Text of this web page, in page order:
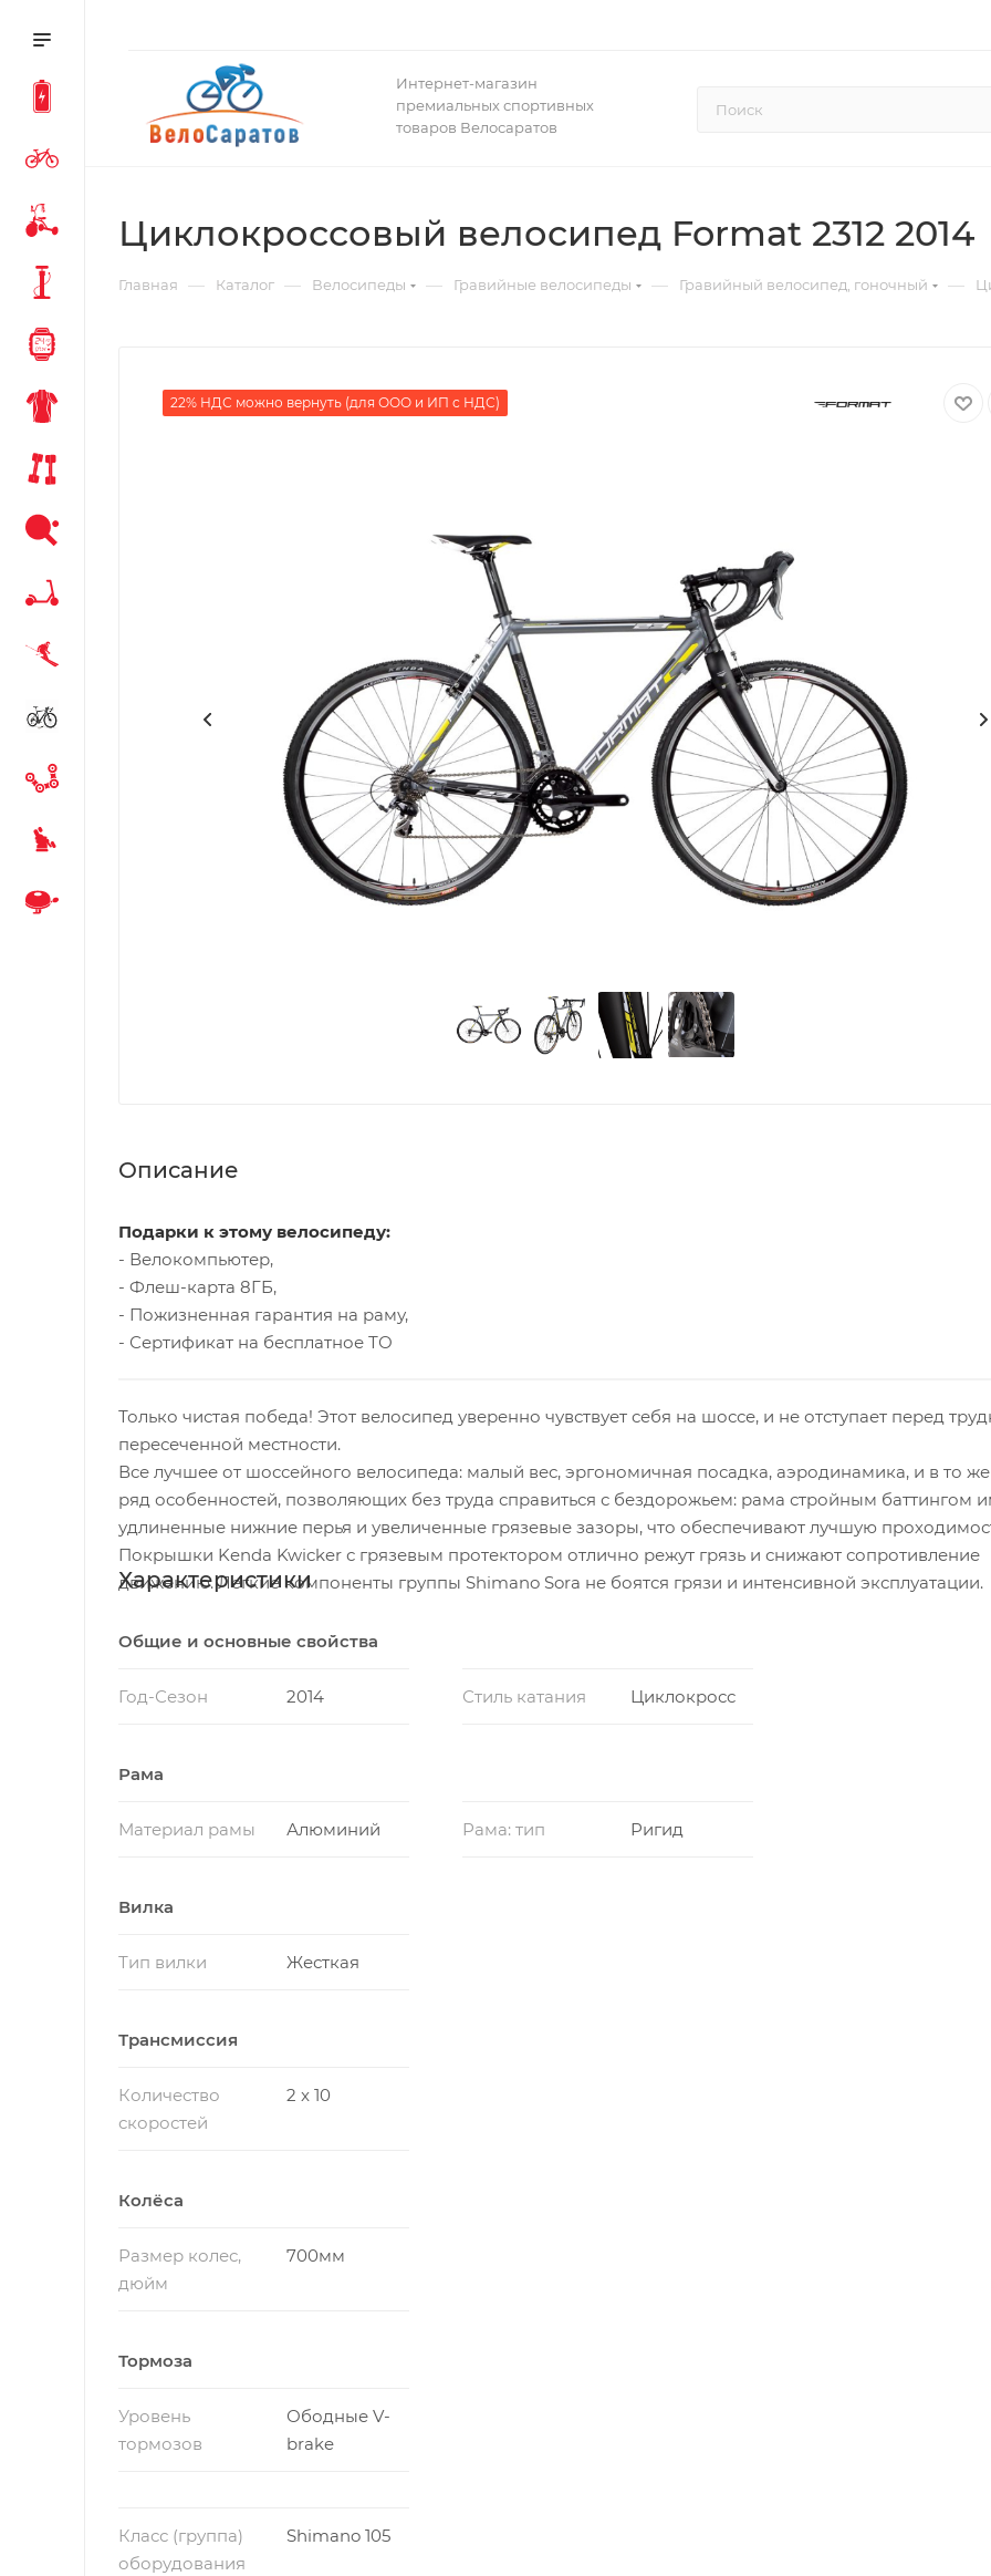
Интернет-магазин
премиальных спортивных
товаров Велосаратов
Циклокроссовый велосипед Format 2312 2014
Главная — Каталог — Велосипеды — Гравийные велосипеды — Гравийный велосипед, гоночный —
22% НДС можно вернуть (для ООО и ИП с НДС)
Описание
Подарки к этому велосипеду:
- Велокомпьютер,
- Флеш-карта 8ГБ,
- Пожизненная гарантия на раму,
- Сертификат на бесплатное ТО
Только чистая победа! Этот велосипед уверенно чувствует себя на шоссе, и не отступает перед
пересеченной местности.
Все лучшее от шоссейного велосипеда: малый вес, эргономичная посадка, аэродинамика, и в то
ряд особенностей, позволяющих без труда справиться с бездорожьем: рама стройным баттингом
удлиненные нижние перья и увеличенные грязевые зазоры, что обеспечивают лучшую
Покрышки Kenda Kwicker с грязевым протектором отлично режут грязь и снижают сопротивление
движению. Легкие компоненты группы Shimano Sora не боятся грязи и интенсивной эксплуатации.
Характеристики
Общие и основные свойства
Год-Сезон 2014 Стиль катания Циклокросс
Рама
Материал рамы Алюминий Рама: тип Ригид
Вилка
Тип вилки Жесткая
Трансмиссия
Количество
скоростей
2 x 10
Колёса
Размер колес,
дюйм
700мм
Тормоза
Уровень
тормозов
Ободные V-
brake
Класс (группа)
оборудования
Shimano 105